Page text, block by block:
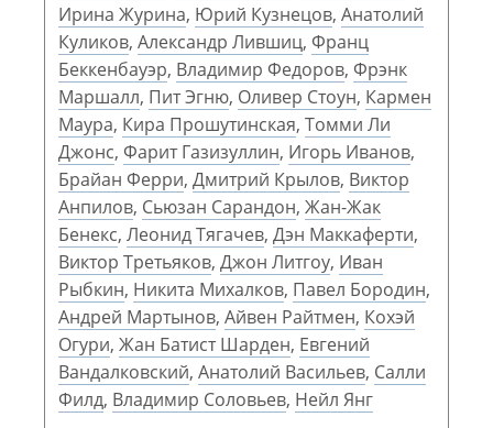
Ирина Журина, Юрий Кузнецов, Анатолий
Куликов, Александр Лившиц, Франц
Беккенбауэр, Владимир Федоров, Фрэнк
Маршалл, Пит Эгню, Оливер Стоун, Кармен
Маура, Кира Прошутинская, Томми Ли
Джонс, Фарит Газизуллин, Игорь Иванов,
Брайан Ферри, Дмитрий Крылов, Виктор
Анпилов, Сьюзан Сарандон, Жан-Жак
Бенекс, Леонид Тягачев, Дэн Маккаферти,
Виктор Третьяков, Джон Литгоу, Иван
Рыбкин, Никита Михалков, Павел Бородин,
Андрей Мартынов, Айвен Райтмен, Кохэй
Огури, Жан Батист Шарден, Евгений
Вандалковский, Анатолий Васильев, Салли
Филд, Владимир Соловьев, Нейл Янг